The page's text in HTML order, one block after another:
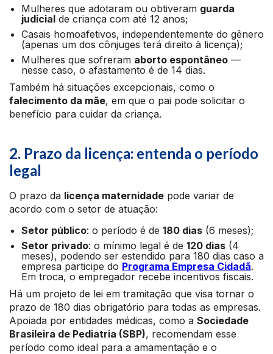
Mulheres que adotaram ou obtiveram guarda
judicial de criança com até 12 anos;
Casais homoafetivos, independentemente do gênero
(apenas um dos cônjuges terá direito à licença);
Mulheres que sofreram aborto espontâneo —
nesse caso, o afastamento é de 14 dias.
Também há situações excepcionais, como o
falecimento da mãe, em que o pai pode solicitar o
benefício para cuidar da criança.
2. Prazo da licença: entenda o período
legal
O prazo da licença maternidade pode variar de
acordo com o setor de atuação:
Setor público: o período é de 180 dias (6 meses);
Setor privado: o mínimo legal é de 120 dias (4
meses), podendo ser estendido para 180 dias caso a
empresa participe do Programa Empresa Cidadã.
Em troca, o empregador recebe incentivos fiscais.
Há um projeto de lei em tramitação que visa tornar o
prazo de 180 dias obrigatório para todas as empresas.
Apoiada por entidades médicas, como a Sociedade
Brasileira de Pediatria (SBP), recomendam esse
período como ideal para a amamentação e o